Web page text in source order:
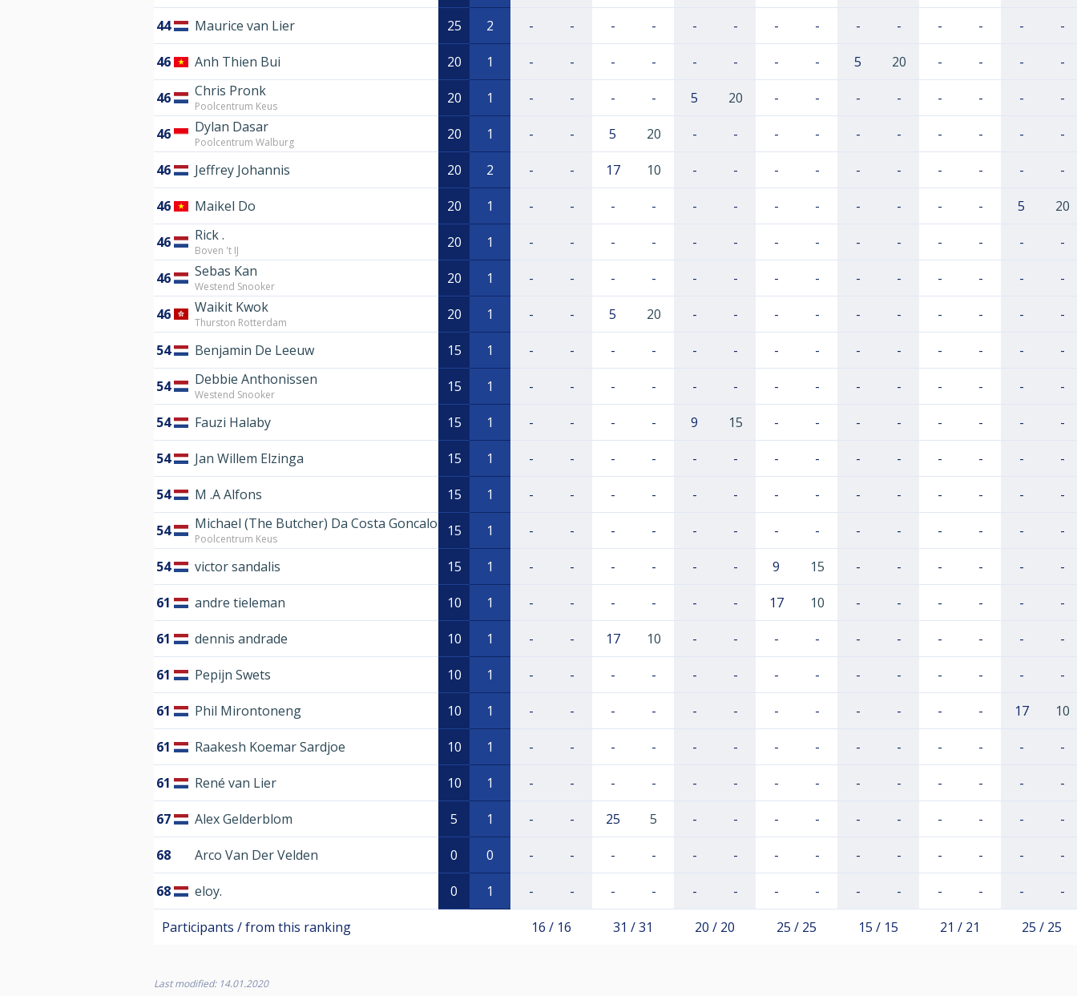
44 Maurice van Lier 25 2 - - - - - - - - - - - - - -
46 Anh Thien Bui 20 1 - - - - - - - - 5 20 - - - -
46 Chris Pronk
Poolcentrum Keus 20 1 - - - - 5 20 - - - - - - - -
46 Dylan Dasar
Poolcentrum Walburg 20 1 - - 5 20 - - - - - - - - - -
46 Jeffrey Johannis 20 2 - - 17 10 - - - - - - - - - -
46 Maikel Do 20 1 - - - - - - - - - - - - 5 20
46 Rick .
Boven 't IJ 20 1 - - - - - - - - - - - - - -
46 Sebas Kan
Westend Snooker 20 1 - - - - - - - - - - - - - -
46 Waikit Kwok
Thurston Rotterdam 20 1 - - 5 20 - - - - - - - - - -
54 Benjamin De Leeuw 15 1 - - - - - - - - - - - - - -
54 Debbie Anthonissen
Westend Snooker 15 1 - - - - - - - - - - - - - -
54 Fauzi Halaby 15 1 - - - - 9 15 - - - - - - - -
54 Jan Willem Elzinga 15 1 - - - - - - - - - - - - - -
54 M .A Alfons 15 1 - - - - - - - - - - - - - -
54 Michael (The Butcher) Da Costa Goncalo
Poolcentrum Keus 15 1 - - - - - - - - - - - - - -
54 victor sandalis 15 1 - - - - - - 9 15 - - - - - -
61 andre tieleman 10 1 - - - - - - 17 10 - - - - - -
61 dennis andrade 10 1 - - 17 10 - - - - - - - - - -
61 Pepijn Swets 10 1 - - - - - - - - - - - - - -
61 Phil Mirontoneng 10 1 - - - - - - - - - - - - 17 10
61 Raakesh Koemar Sardjoe 10 1 - - - - - - - - - - - - - -
61 René van Lier 10 1 - - - - - - - - - - - - - -
67 Alex Gelderblom 5 1 - - 25 5 - - - - - - - - - -
68 Arco Van Der Velden 0 0 - - - - - - - - - - - - - -
68 eloy. 0 1 - - - - - - - - - - - - - -
Participants / from this ranking 16 / 16 31 / 31 20 / 20 25 / 25 15 / 15 21 / 21 25 / 25
Last modified: 14.01.2020